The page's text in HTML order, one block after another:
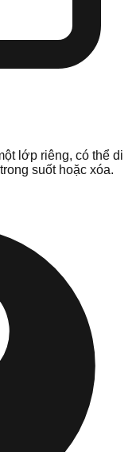
lớp riêng, có thể di
suốt hoặc xóa.